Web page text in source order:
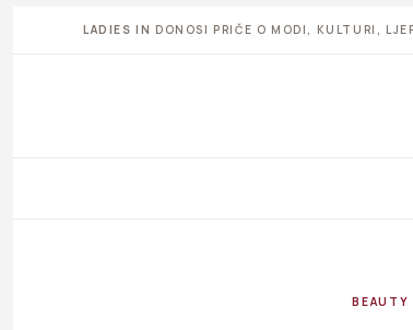
LADIES IN DONOSI PRIČE O MODI, KULTURI,
BEAUTY